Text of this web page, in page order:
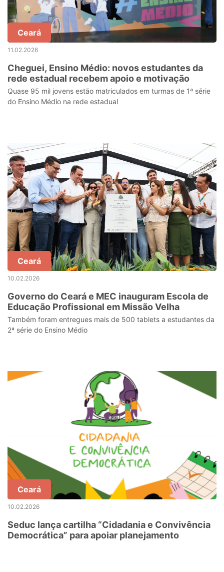
Ceará
11.02.2026
Cheguei, Ensino Médio: novos estudantes da
rede estadual recebem apoio e motivação
Quase 95 mil jovens estão matriculados em turmas de 1ª série
do Ensino Médio na rede estadual
Ceará
10.02.2026
Governo do Ceará e MEC inauguram Escola de
Educação Profissional em Missão Velha
Também foram entregues mais de 500 tablets a estudantes da
2ª série do Ensino Médio
Ceará
10.02.2026
Seduc lança cartilha “Cidadania e Convivência
Democrática” para apoiar planejamento